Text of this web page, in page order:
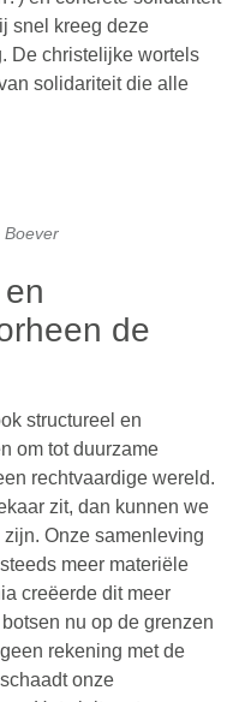
snel kreeg deze
De christelijke wortels
solidariteit die alle
de
structureel en
om tot duurzame
rechtvaardige wereld.
zit, dan kunnen we
Onze samenleving
meer materiële
creëerde dit meer
nu op de grenzen
rekening met de
onze